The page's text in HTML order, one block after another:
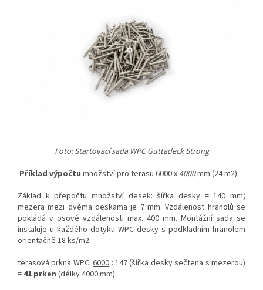
Foto: Startovací sada WPC Guttadeck Strong
Příklad výpočtu množství pro terasu 6000x 4000mm (24 m2):
Základ k přepočtu množství desek: šířka desky = 140 mm;
mezera mezi dvěma deskama je 7 mm. Vzdálenost hranolů se
pokládá v osové vzdálenosti max. 400 mm. Montážní sada se
instaluje u každého dotyku WPC desky s podkladním hranolem
orientačně 18 ks/m2.
terasová prkna WPC: 6000 : 147 (šířka desky sečtena s mezerou)
= 41 prken (délky 4000 mm)